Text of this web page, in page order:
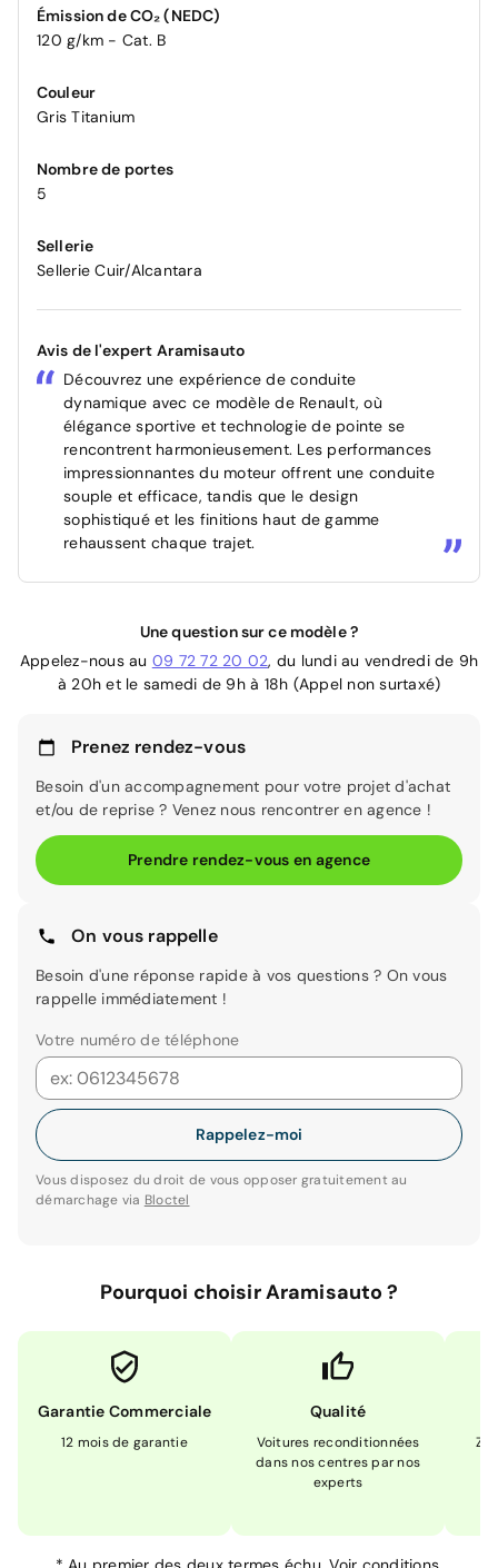
Émission de CO₂ (NEDC)
120 g/km - Cat. B
Couleur
Gris Titanium
Nombre de portes
5
Sellerie
Sellerie Cuir/Alcantara
Avis de l'expert Aramisauto
Découvrez une expérience de conduite
dynamique avec ce modèle de Renault, où
élégance sportive et technologie de pointe se
rencontrent harmonieusement. Les performances
impressionnantes du moteur offrent une conduite
souple et efficace, tandis que le design
sophistiqué et les finitions haut de gamme
rehaussent chaque trajet.
Une question sur ce modèle ?
Appelez-nous au 09 72 72 20 02, du lundi au vendredi de 9h
à 20h et le samedi de 9h à 18h (Appel non surtaxé)
Prenez rendez-vous
Besoin d'un accompagnement pour votre projet d'achat
et/ou de reprise ? Venez nous rencontrer en agence !
Prendre rendez-vous en agence
On vous rappelle
Besoin d'une réponse rapide à vos questions ? On vous
rappelle immédiatement !
Votre numéro de téléphone
Rappelez-moi
Vous disposez du droit de vous opposer gratuitement au
démarchage via Bloctel
Pourquoi choisir Aramisauto ?
Garantie Commerciale
12 mois de garantie
Qualité
Voitures reconditionnées
dans nos centres par nos
experts